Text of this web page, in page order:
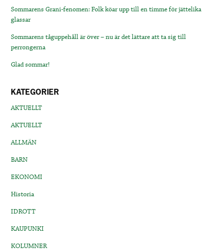
Sommarens Grani-fenomen: Folk köar upp till en timme för jättelika
glassar
Sommarens tåguppehåll är över – nu är det lättare att ta sig till
perrongerna
Glad sommar!
KATEGORIER
AKTUELLT
AKTUELLT
ALLMÄN
BARN
EKONOMI
Historia
IDROTT
KAUPUNKI
KOLUMNER